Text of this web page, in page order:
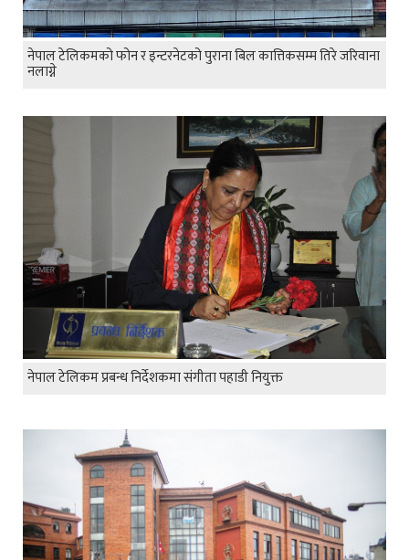
नेपाल टेलिकमको फोन र इन्टरनेटको पुराना बिल कात्तिकसम्म तिरे जरिवाना
नलाग्ने
नेपाल टेलिकम प्रबन्ध निर्देशकमा संगीता पहाडी नियुक्त